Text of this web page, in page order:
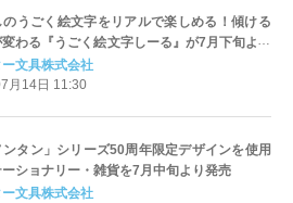
のうごく絵文字をリアルで楽しめる！傾ける
変わる『うごく絵文字しーる』が7月下旬より
文具株式会社
月14日 11:30
タン」シリーズ50周年限定デザインを使用
ーショナリー・雑貨を7月中旬より発売
文具株式会社